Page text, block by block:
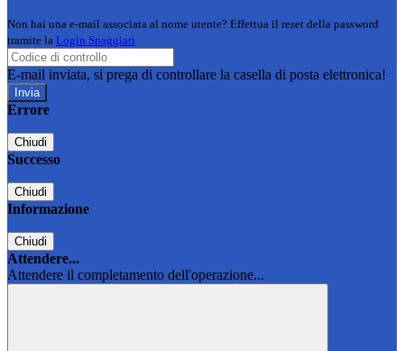
Non hai una e-mail associata al nome utente? Effettua il reset della password
tramite la Login Spaggiari
E-mail inviata, si prega di controllare la casella di posta elettronica!
Errore
Chiudi
Successo
Chiudi
Informazione
Chiudi
Attendere...
Attendere il completamento dell'operazione...